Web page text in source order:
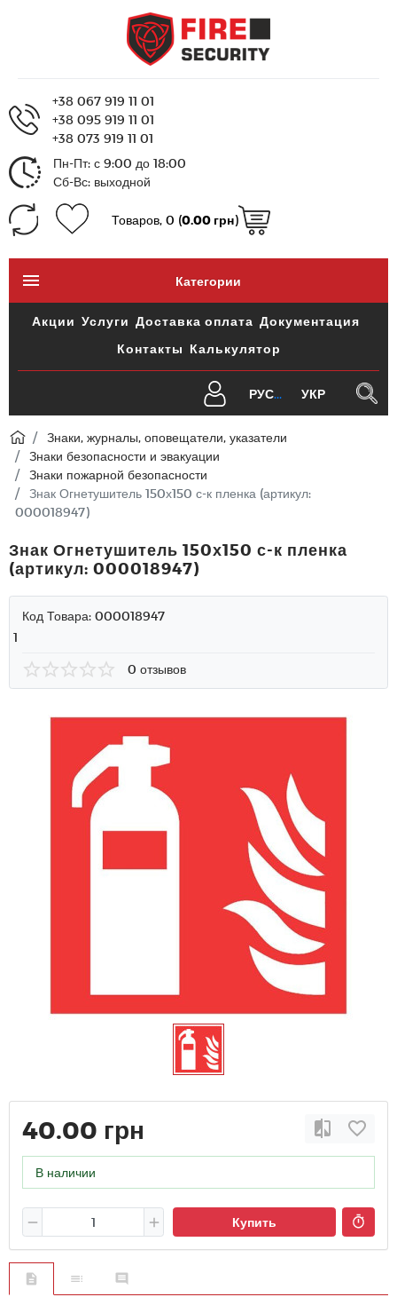
+38 067 919 11 01
+38 095 919 11 01
+38 073 919 11 01
Пн-Пт: с 9:00 до 18:00
Сб-Вс: выходной
Товаров, 0 (0.00 грн)
Категории
Акции Услуги Доставка оплата Документация
Контакты Калькулятор
РУС УКР
Знаки, журналы, оповещатели, указатели
Знаки безопасности и эвакуации
Знаки пожарной безопасности
Знак Огнетушитель 150х150 с-к пленка (артикул:
000018947)
Знак Огнетушитель 150х150 с-к пленка
(артикул: 000018947)
Код Товара: 000018947
1
0 отзывов
40.00 грн
В наличии
Купить